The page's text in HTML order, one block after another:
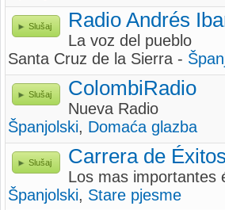
Slušaj Radio Andrés
La voz del pueblo
Santa Cruz de la Sierra -
Slušaj ColombiRadio
Nueva Radio
Španjolski, Domaća glazba
Slušaj Carrera de Éxitos
Los mas importantes
Španjolski, Stare pjesme